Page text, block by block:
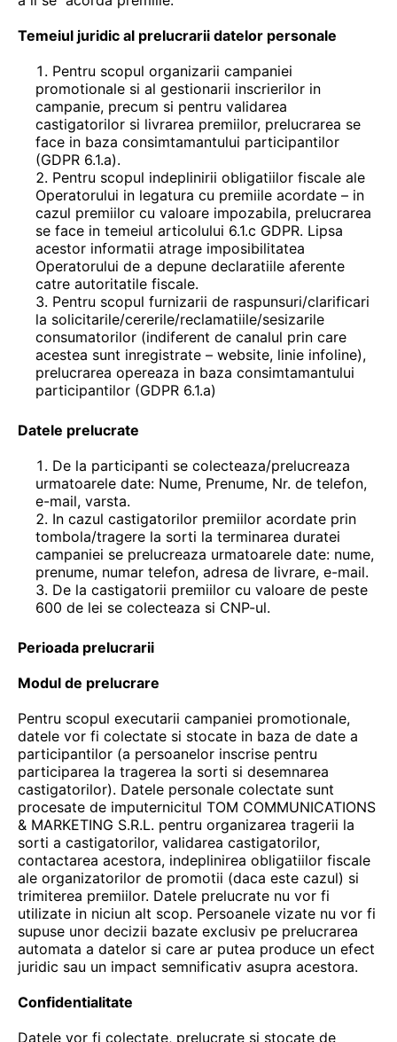
Temeiul juridic al prelucrarii datelor personale
Pentru scopul organizarii campaniei
promotionale si al gestionarii inscrierilor in
campanie, precum si pentru validarea
castigatorilor si livrarea premiilor, prelucrarea se
face in baza consimtamantului participantilor
(GDPR 6.1.a).
Pentru scopul indeplinirii obligatiilor fiscale ale
Operatorului in legatura cu premiile acordate – in
cazul premiilor cu valoare impozabila, prelucrarea
se face in temeiul articolului 6.1.c GDPR. Lipsa
acestor informatii atrage imposibilitatea
Operatorului de a depune declaratiile aferente
catre autoritatile fiscale.
Pentru scopul furnizarii de raspunsuri/clarificari
la solicitarile/cererile/reclamatiile/sesizarile
consumatorilor (indiferent de canalul prin care
acestea sunt inregistrate – website, linie infoline),
prelucrarea opereaza in baza consimtamantului
participantilor (GDPR 6.1.a)
Datele prelucrate
De la participanti se colecteaza/prelucreaza
urmatoarele date: Nume, Prenume, Nr. de telefon,
e-mail, varsta.
In cazul castigatorilor premiilor acordate prin
tombola/tragere la sorti la terminarea duratei
campaniei se prelucreaza urmatoarele date: nume,
prenume, numar telefon, adresa de livrare, e-mail.
De la castigatorii premiilor cu valoare de peste
600 de lei se colecteaza si CNP-ul.
Perioada prelucrarii
Modul de prelucrare
Pentru scopul executarii campaniei promotionale,
datele vor fi colectate si stocate in baza de date a
participantilor (a persoanelor inscrise pentru
participarea la tragerea la sorti si desemnarea
castigatorilor). Datele personale colectate sunt
procesate de imputernicitul TOM COMMUNICATIONS
& MARKETING S.R.L. pentru organizarea tragerii la
sorti a castigatorilor, validarea castigatorilor,
contactarea acestora, indeplinirea obligatiilor fiscale
ale organizatorilor de promotii (daca este cazul) si
trimiterea premiilor. Datele prelucrate nu vor fi
utilizate in niciun alt scop. Persoanele vizate nu vor fi
supuse unor decizii bazate exclusiv pe prelucrarea
automata a datelor si care ar putea produce un efect
juridic sau un impact semnificativ asupra acestora.
Confidentialitate
Datele vor fi colectate, prelucrate si stocate de